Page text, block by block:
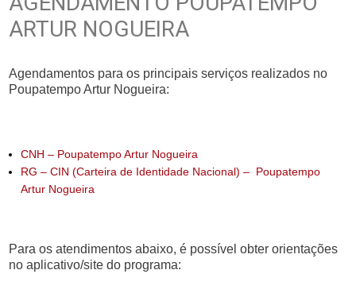
ARTUR NOGUEIRA
Agendamentos para os principais serviços realizados no
Poupatempo Artur Nogueira:
CNH – Poupatempo Artur Nogueira
RG – CIN (Carteira de Identidade Nacional) – Poupatempo
Artur Nogueira
Para os atendimentos abaixo, é possível obter orientações
no aplicativo/site do programa: